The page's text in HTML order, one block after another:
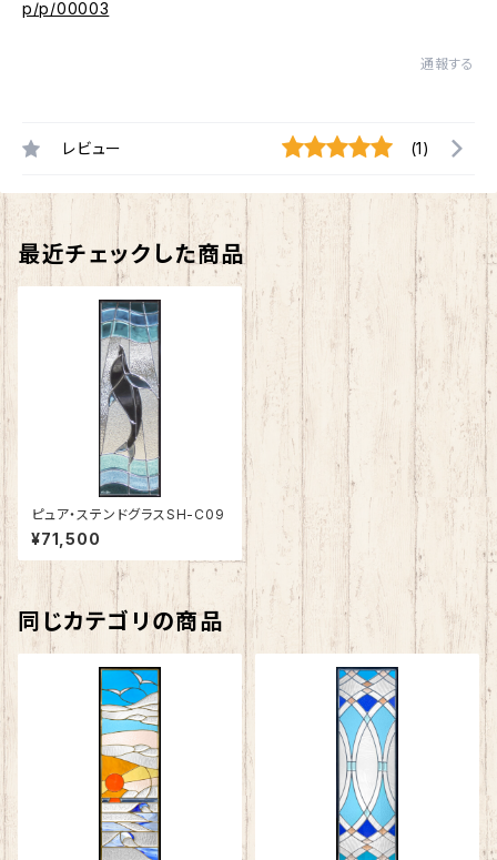
p/p/00003
通報する
レビュー (1)
最近チェックした商品
ピュア・ステンドグラスSH-C09
¥71,500
同じカテゴリの商品